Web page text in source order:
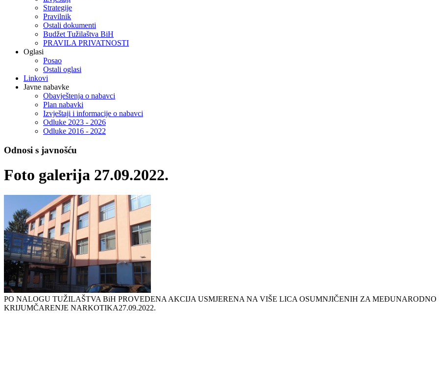
Strategije
Pravilnik
Ostali dokumenti
Budžet Tužilaštva BiH
PRAVILA PRIVATNOSTI
Oglasi
Posao
Ostali oglasi
Linkovi
Javne nabavke
Obavještenja o nabavci
Plan nabavki
Izvještaji i informacije o nabavci
Odluke 2023 - 2026
Odluke 2016 - 2022
Odnosi s javnošću
Foto galerija 27.09.2022.
PO NALOGU TUŽILAŠTVA BiH PROVEDENA AKCIJA USMJERENA NA VIŠE LICA OSUMNJIČENIH ZA MEĐUNARODNO
KRIJUMČARENJE NARKOTIKA27.09.2022.